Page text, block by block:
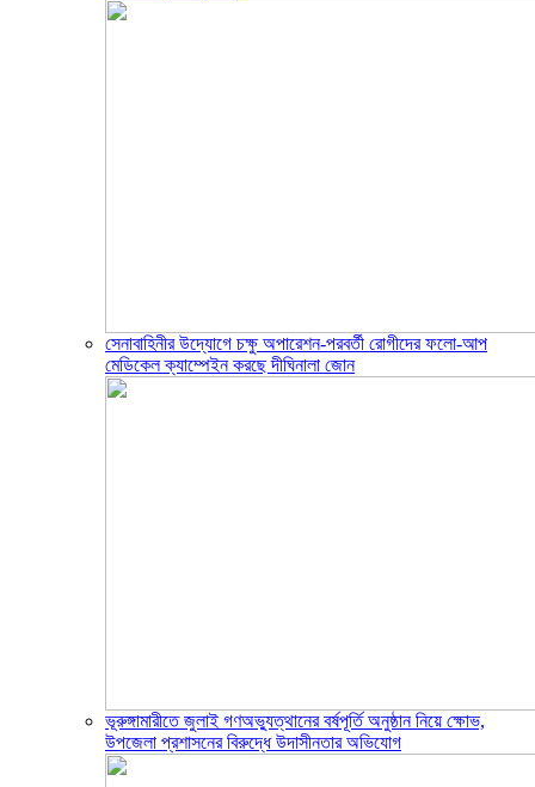
সেনাবাহিনীর উদ্যোগে চক্ষু অপারেশন-পরবর্তী রোগীদের ফলো-আপ
মেডিকেল ক্যাম্পেইন করছে দীঘিনালা জোন
ভূরুঙ্গামারীতে জুলাই গণঅভ্যুত্থানের বর্ষপূর্তি অনুষ্ঠান নিয়ে ক্ষোভ,
উপজেলা প্রশাসনের বিরুদ্ধে উদাসীনতার অভিযোগ